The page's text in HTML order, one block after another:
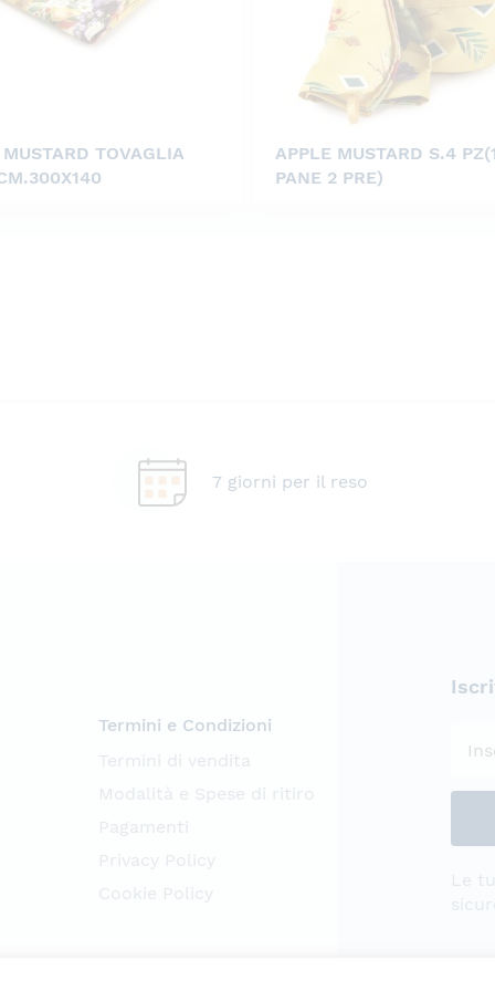
MUSTARD TOVAGLIA
APPLE MUSTARD S.4
PANE 2 PRE)
7 giorni per il reso
Termini e Condizioni
Termini di vendita
Modalità e Spese di ritiro
Pagamenti
Privacy Policy
Cookie Policy